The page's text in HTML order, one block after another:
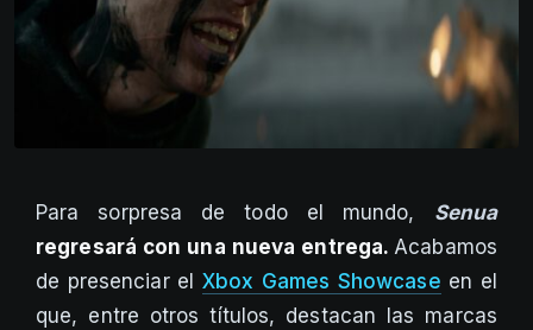
Para sorpresa de todo el mundo, Senua
regresará con una nueva entrega. Acabamos
de presenciar el Xbox Games Showcase en el
que, entre otros títulos, destacan las marcas